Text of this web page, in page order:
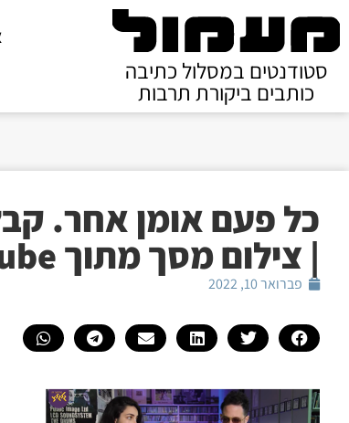
סטודנטים במסלול כתיבה
כותבים ביקורת תרבות
כל פעם אומן אחר.
| צילום מסך מתוך YouTube
פברואר 10, 2022